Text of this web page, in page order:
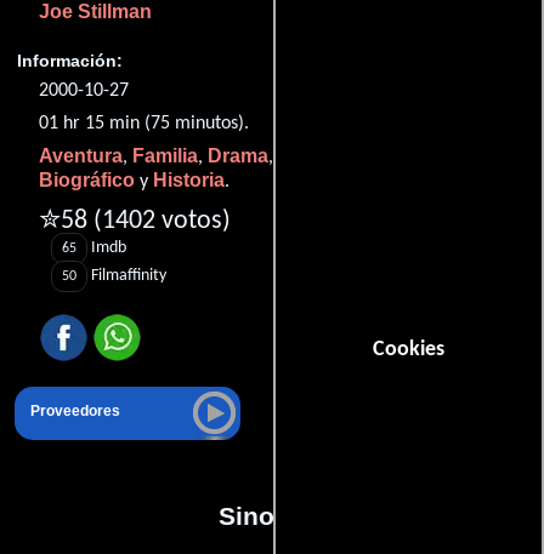
Cookies
Joe Stillman
Información:
2000-10-27
01 hr 15 min (75 minutos).
Aventura, Familia, Drama,
Biográfico y Historia.
✮58 (1402 votos)
65 Imdb
50 Filmaffinity
Proveedores
Sinopsis